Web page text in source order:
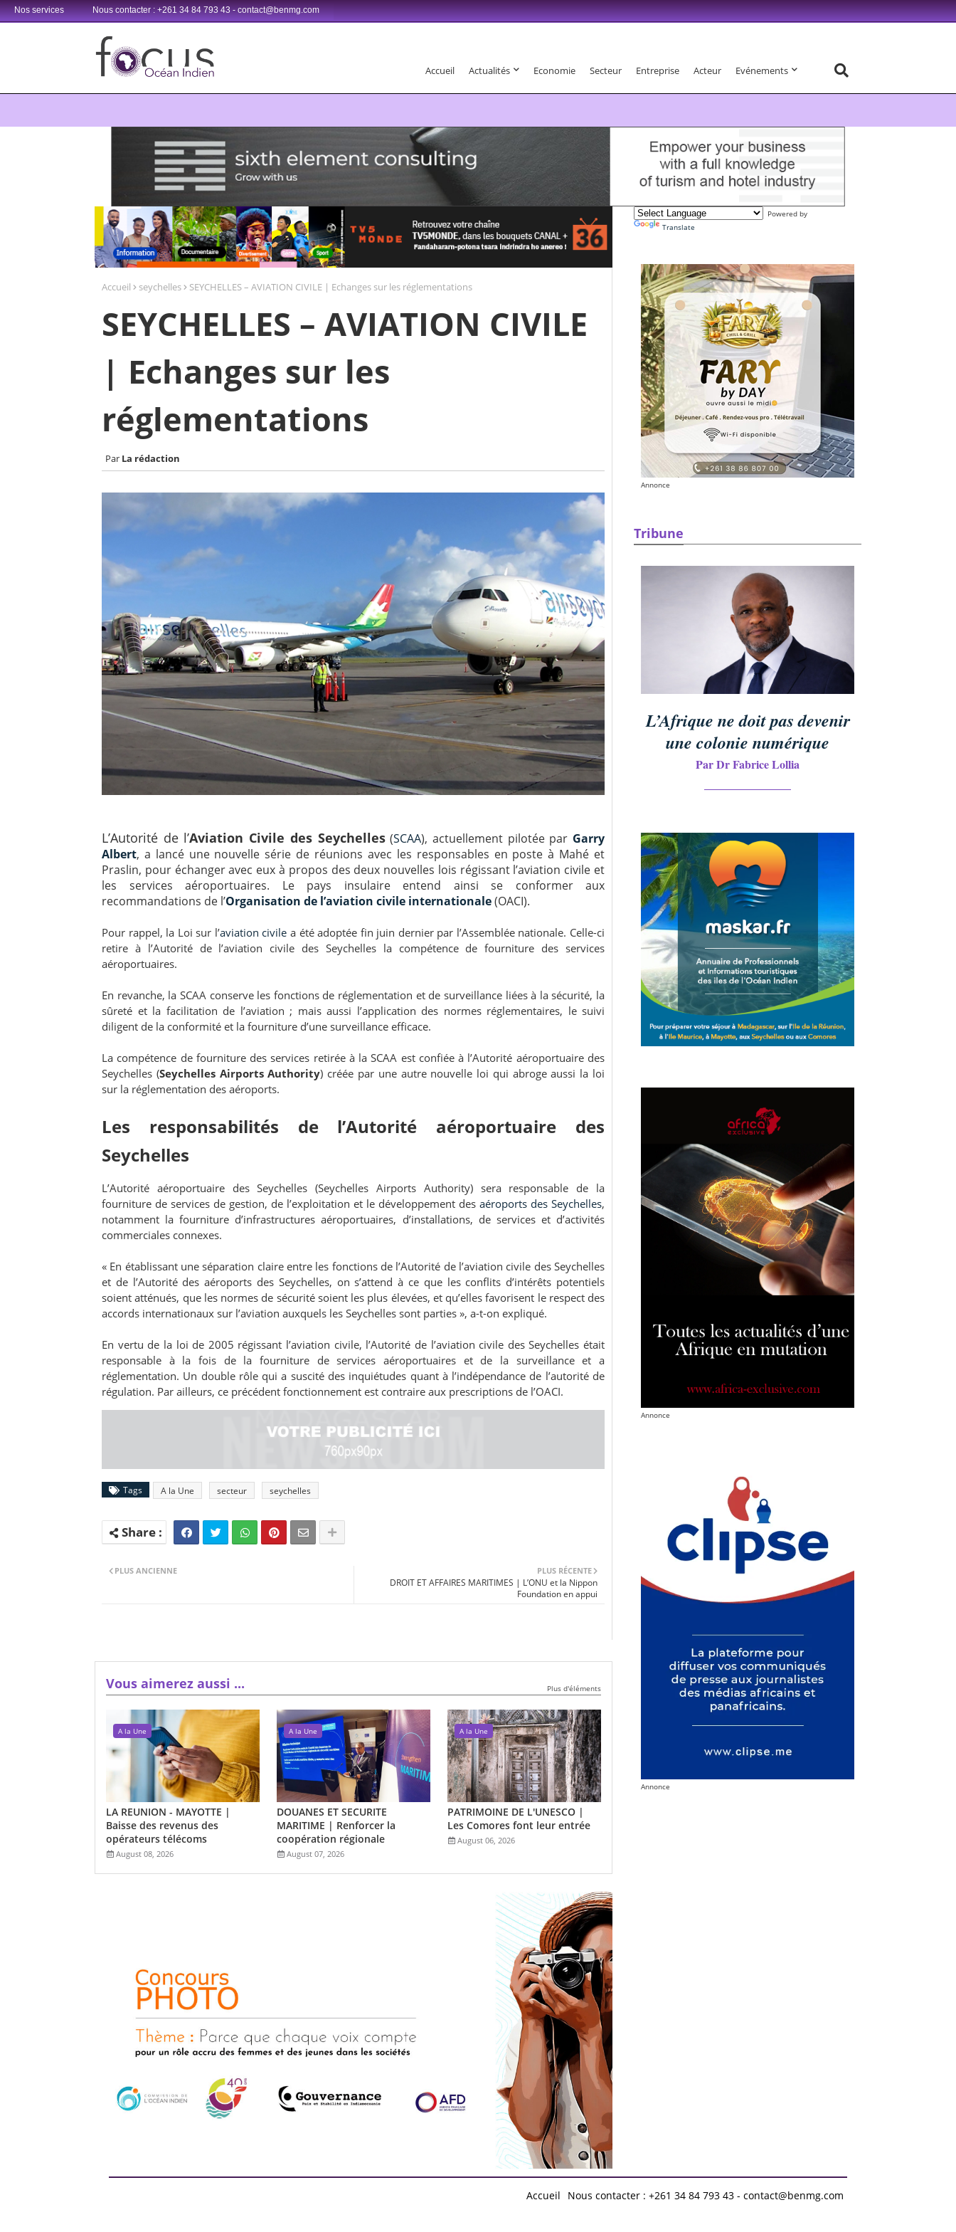
Nos services Nous contacter : +261 34 84 793 43 - contact@benmg.com
Accueil Actualités Economie Secteur Entreprise Acteur Evénements
Retrouvez votre chaîne @TV5MONDE, dans les bouquets CANAL+ 36 . Fandaharam-potoana tsara indrindra ho anareo!
Accueil seychelles SEYCHELLES – AVIATION CIVILE | Echanges sur les réglementations
SEYCHELLES – AVIATION CIVILE
| Echanges sur les
réglementations
La rédaction
L’Autorité de l’Aviation Civile des Seychelles(SCAA), actuellement pilotée par Garry
Albert, a lancé une nouvelle série de réunions avec les responsables en poste à Mahé et
Praslin, pour échanger avec eux à propos des deux nouvelles lois régissant l’aviation civile et
les services aéroportuaires. Le pays insulaire entend ainsi se conformer aux
recommandations de l’Organisation de l’aviation civile internationale(OACI).
Pour rappel, la Loi sur l’aviation civile a été adoptée fin juin dernier par l’Assemblée nationale. Celle-ci
retire à l’Autorité de l’aviation civile des Seychelles la compétence de fourniture des services
aéroportuaires.
En revanche, la SCAA conserve les fonctions de réglementation et de surveillance liées à la sécurité, la
sûreté et la facilitation de l’aviation ; mais aussi l’application des normes réglementaires, le suivi
diligent de la conformité et la fourniture d’une surveillance efficace.
La compétence de fourniture des services retirée à la SCAA est confiée à l’Autorité aéroportuaire des
Seychelles (Seychelles Airports Authority) créée par une autre nouvelle loi qui abroge aussi la loi
sur la réglementation des aéroports.
Les responsabilités de l’Autorité aéroportuaire des
Seychelles
L’Autorité aéroportuaire des Seychelles (Seychelles Airports Authority) sera responsable de la
fourniture de services de gestion, de l’exploitation et le développement des aéroports des Seychelles,
notamment la fourniture d’infrastructures aéroportuaires, d’installations, de services et d’activités
commerciales connexes.
« En établissant une séparation claire entre les fonctions de l’Autorité de l’aviation civile des Seychelles
et de l’Autorité des aéroports des Seychelles, on s’attend à ce que les conflits d’intérêts potentiels
soient atténués, que les normes de sécurité soient les plus élevées, et qu’elles favorisent le respect des
accords internationaux sur l’aviation auxquels les Seychelles sont parties », a-t-on expliqué.
En vertu de la loi de 2005 régissant l’aviation civile, l’Autorité de l’aviation civile des Seychelles était
responsable à la fois de la fourniture de services aéroportuaires et de la surveillance et a
réglementation. Un double rôle qui a suscité des inquiétudes quant à l’indépendance de l’autorité de
régulation. Par ailleurs, ce précédent fonctionnement est contraire aux prescriptions de l’OACI.
Tags A la Une secteur seychelles
PLUS RÉCENTE
DROIT ET AFFAIRES MARITIMES | L’ONU et la Nippon
Foundation en appui
PLUS ANCIENNE
Vous aimerez aussi ... Plus d'éléments
A la Une
LA REUNION - MAYOTTE |
Baisse des revenus des
opérateurs télécoms
August 08, 2026
A la Une
DOUANES ET SECURITE
MARITIME | Renforcer la
coopération régionale
August 07, 2026
A la Une
PATRIMOINE DE L'UNESCO |
Les Comores font leur entrée
August 06, 2026
Powered by
Translate
Annonce
Tribune
L’Afrique ne doit pas devenir
une colonie numérique
Par Dr Fabrice Lollia
Annonce
Annonce
Accueil Nous contacter : +261 34 84 793 43 - contact@benmg.com